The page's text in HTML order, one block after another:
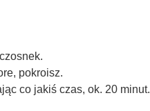
pokroisz.
co jakiś czas, ok. 20 minut.